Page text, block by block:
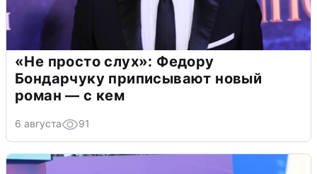
«Не просто слух»: Федору
Бондарчуку приписывают новый
роман — с кем
6 августа 91